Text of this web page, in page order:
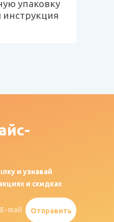
упаковку
инструкция
и узнавай
и скидках